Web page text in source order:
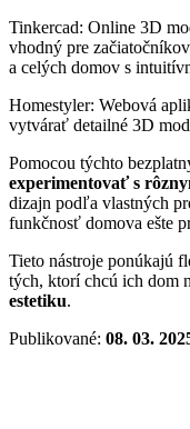
Tinkercad: Online 3D
vhodný pre
a celých domov s
Homestyler: Webová
vytvárať detailné 3D
Pomocou týchto
experimentovať s
dizajn podľa vlastných
funkčnosť domova ešte
Tieto nástroje ponúkajú
tých, ktorí chcú ich dom
estetiku.
Publikované: 08. 03.